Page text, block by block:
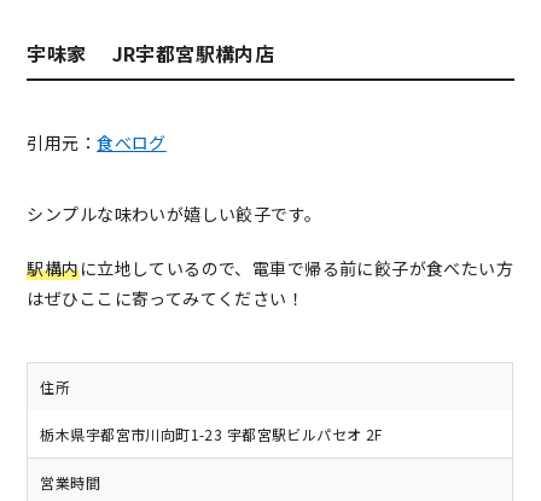
宇味家 JR宇都宮駅構内店
引用元：食べログ
シンプルな味わいが嬉しい餃子です。
駅構内に立地しているので、電車で帰る前に餃子が食べたい方
はぜひここに寄ってみてください！
住所
栃木県宇都宮市川向町1-23 宇都宮駅ビルパセオ 2F
営業時間